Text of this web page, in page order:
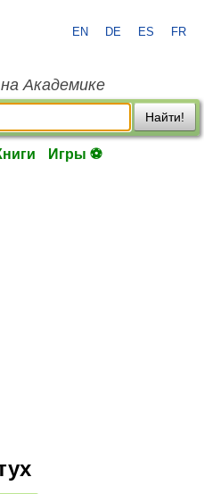
EN DE ES FR
Академике
Найти!
Игры ⚽